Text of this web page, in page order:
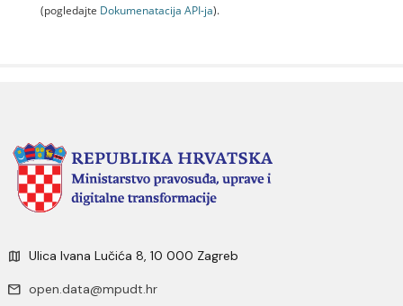
(pogledajte Dokumenаtаcijа API-jа).